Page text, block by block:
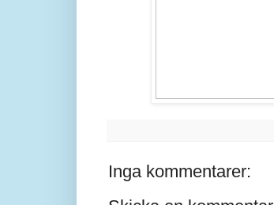
Inga kommentarer: